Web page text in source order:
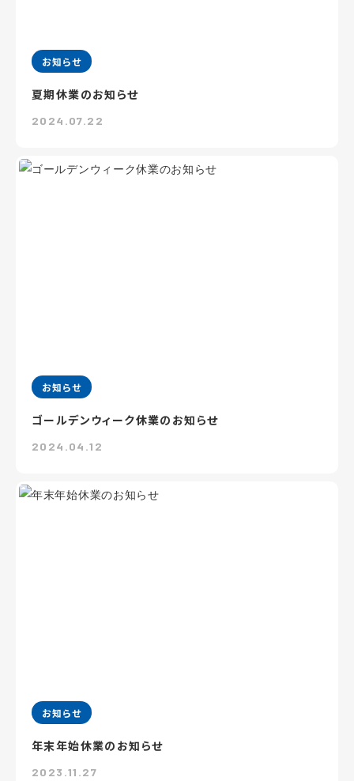
お知らせ
夏期休業のお知らせ
2024.07.22
お知らせ
ゴールデンウィーク休業のお知らせ
2024.04.12
お知らせ
年末年始休業のお知らせ
2023.11.27